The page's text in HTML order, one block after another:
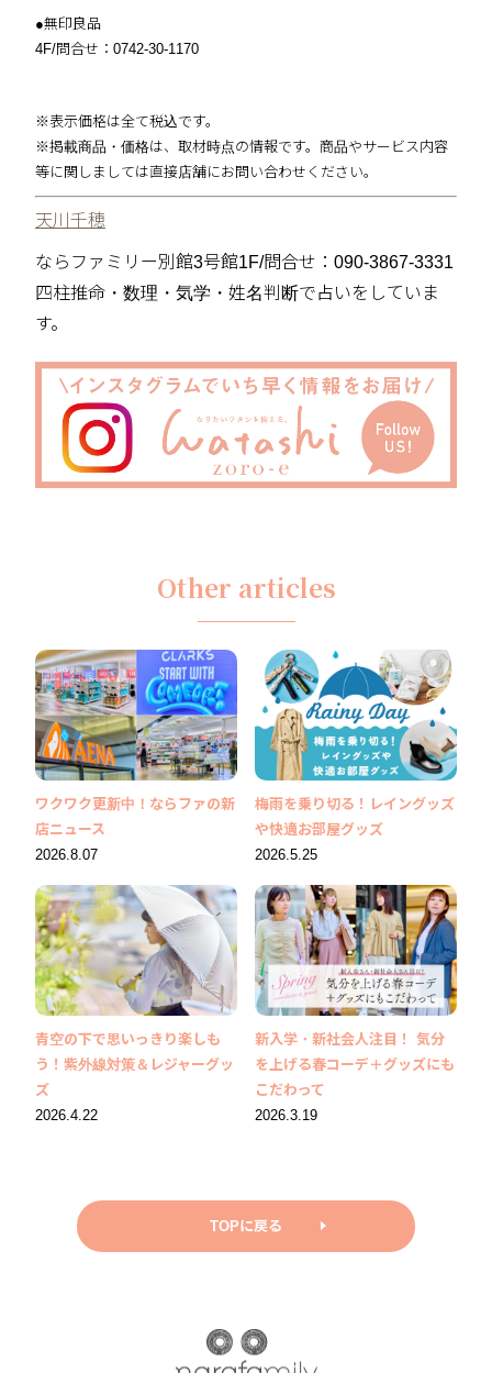
●無印良品
4F/問合せ：0742-30-1170
※表示価格は全て税込です。
※掲載商品・価格は、取材時点の情報です。商品やサービス内容
等に関しましては直接店舗にお問い合わせください。
天川千穂
ならファミリー別館3号館1F/問合せ：090-3867-3331
四柱推命・数理・気学・姓名判断で占いをしていま
す。
Other articles
ワクワク更新中！ならファの新
店ニュース
2026.8.07
梅雨を乗り切る！レイングッズ
や快適お部屋グッズ
2026.5.25
青空の下で思いっきり楽しも
う！紫外線対策＆レジャーグッ
ズ
2026.4.22
新入学・新社会人注目！ 気分
を上げる春コーデ＋グッズにも
こだわって
2026.3.19
TOPに戻る